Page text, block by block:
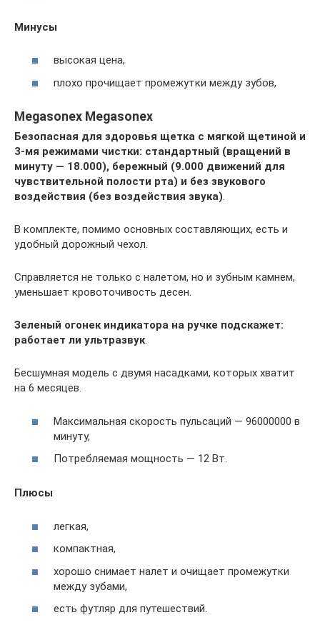
Минусы
высокая цена,
плохо прочищает промежутки между зубов,
Megasonex Megasonex
Безопасная для здоровья щетка с мягкой щетиной и
3-мя режимами чистки: стандартный (вращений в
минуту — 18.000), бережный (9.000 движений для
чувствительной полости рта) и без звукового
воздействия (без воздействия звука).
В комплекте, помимо основных составляющих, есть и
удобный дорожный чехол.
Справляется не только с налетом, но и зубным камнем,
уменьшает кровоточивость десен.
Зеленый огонек индикатора на ручке подскажет:
работает ли ультразвук.
Бесшумная модель с двумя насадками, которых хватит
на 6 месяцев.
Максимальная скорость пульсаций — 96000000 в
минуту,
Потребляемая мощность — 12 Вт.
Плюсы
легкая,
компактная,
хорошо снимает налет и очищает промежутки
между зубами,
есть футляр для путешествий.